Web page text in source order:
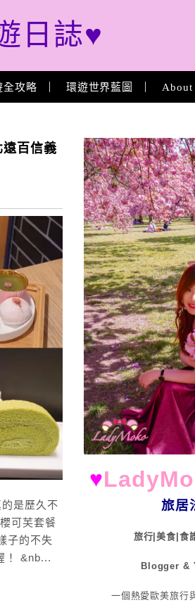
日誌♥
全攻略 環遊世界藍圖 About
百信義
是歷久不
可芙套餐
子的不失
！ &nb...
About
♥
旅居
旅行|美食|食
Blogger &
一個熱愛歐美旅行